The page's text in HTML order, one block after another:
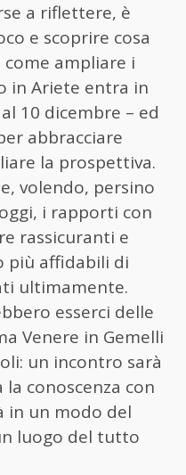
a riflettere, è
e scoprire cosa
ampliare i
in Ariete entra in
10 dicembre – ed
abbracciare
la prospettiva.
volendo, persino
i rapporti con
rassicuranti e
più affidabili di
ultimamente.
esserci delle
Venere in Gemelli
un incontro sarà
conoscenza con
in un modo del
luogo del tutto